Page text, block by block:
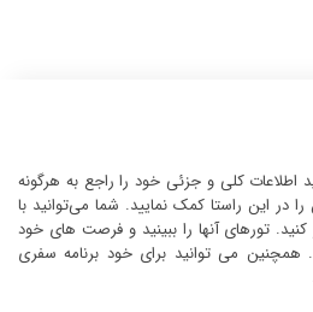
کلی و جزئی خود را راجع به هرگونه
در این راستا کمک نمایید. شما می‌توانید با
کنید. تورهای آنها را ببینید و فرصت های خود
همچنین می توانید برای خود برنامه سفری